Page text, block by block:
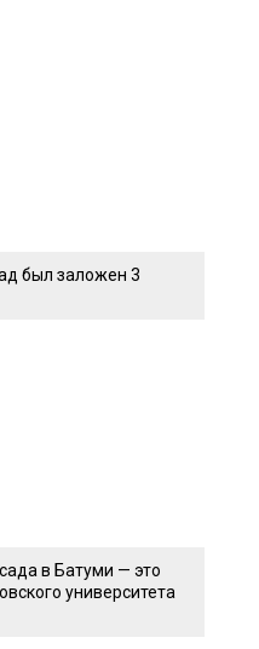
был заложен 3
в Батуми — это
университета